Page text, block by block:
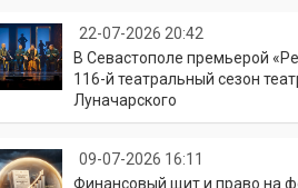
22-07-2026 20:42
В Севастополе премьерой
116-й театральный сезон
Луначарского
09-07-2026 16:11
Финансовый щит и право на